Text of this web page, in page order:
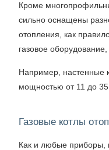
Кроме
сильно оснащены
отопления, как
газовое
Например, настенные
мощностью от 11 до
Газовые котлы
Как и любые приборы,